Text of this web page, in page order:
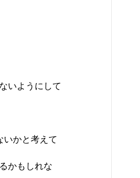
いようにして
いかと考えて
かもしれな